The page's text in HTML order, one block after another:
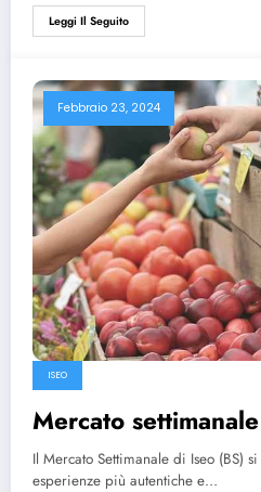
Leggi Il Seguito
Febbraio 23, 2024
ISEO
Mercato
Il Mercato Settimanale di Iseo (BS)
esperienze più autentiche e…